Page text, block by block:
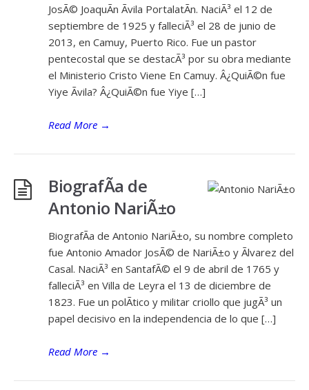
JosÃ© JoaquÃ­n Ãvila PortalatÃ­n. NaciÃ³ el 12 de
septiembre de 1925 y falleciÃ³ el 28 de junio de
2013, en Camuy, Puerto Rico. Fue un pastor
pentecostal que se destacÃ³ por su obra mediante
el Ministerio Cristo Viene En Camuy. Â¿QuiÃ©n fue
Yiye Ãvila? Â¿QuiÃ©n fue Yiye […]
Read More →
BiografÃ­a de
Antonio NariÃ±o
BiografÃ­a de Antonio NariÃ±o, su nombre completo
fue Antonio Amador JosÃ© de NariÃ±o y Ãlvarez del
Casal. NaciÃ³ en SantafÃ© el 9 de abril de 1765 y
falleciÃ³ en Villa de Leyra el 13 de diciembre de
1823. Fue un polÃ­tico y militar criollo que jugÃ³ un
papel decisivo en la independencia de lo que […]
Read More →